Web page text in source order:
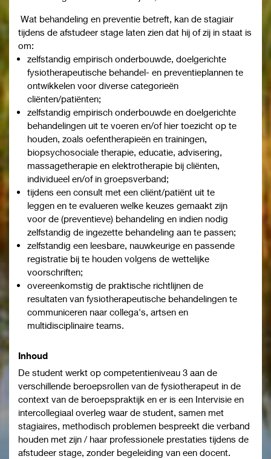
Wat behandeling en preventie betreft, kan de stagiair
tijdens de afstudeer stage laten zien dat hij of zij in staat is
om:
zelfstandig empirisch onderbouwde, doelgerichte
fysiotherapeutische behandel- en preventieplannen te
ontwikkelen voor diverse categorieën
cliënten/patiënten;
zelfstandig empirisch onderbouwde en doelgerichte
behandelingen uit te voeren en/of hier toezicht op te
houden, zoals oefentherapieën en trainingen,
biopsychosociale therapie, educatie, advisering,
massagetherapie en elektrotherapie bij cliënten,
individueel en/of in groepsverband;
tijdens een consult met een cliënt/patiënt uit te
leggen en te evalueren welke keuzes gemaakt zijn
voor de (preventieve) behandeling en indien nodig
zelfstandig de ingezette behandeling aan te passen;
zelfstandig een leesbare, nauwkeurige en passende
registratie bij te houden volgens de wettelijke
voorschriften;
overeenkomstig de praktische richtlijnen de
resultaten van fysiotherapeutische behandelingen te
communiceren naar collega's, artsen en
multidisciplinaire teams.
Inhoud
De student werkt op competentieniveau 3 aan de
verschillende beroepsrollen van de fysiotherapeut in de
context van de beroepspraktijk en er is een Intervisie en
intercollegiaal overleg waar de student, samen met
stagiaires, methodisch problemen bespreekt die verband
houden met zijn / haar professionele prestaties tijdens de
afstudeer stage, zonder begeleiding van een docent.